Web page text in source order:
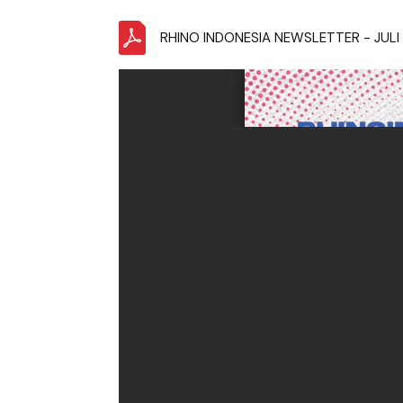
RHINO INDONESIA NEWSLETTER -